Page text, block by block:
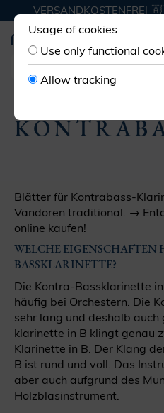
Blätter für Kontrabass-
Vandoren traditional. →
online kaufen!
WELCHE EIGENSCHAFTEN
BASSKLARINETTE?
Die Kontra-Bassklarinette
häufig bei Orchestern. Die
sehr lang und deshalb
klarinette in B klingt genau
Klarinette in B. Der Klang
B ist rund und voll. Das
aber auch aufgrund des
Holzblasinstrument.
Usage of cookies
Use only functional
Allow tracking